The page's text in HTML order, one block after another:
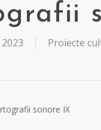
Proiecte
sonore IX